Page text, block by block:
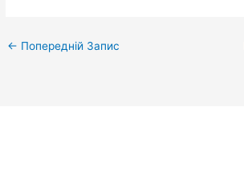
← Попередній Запис